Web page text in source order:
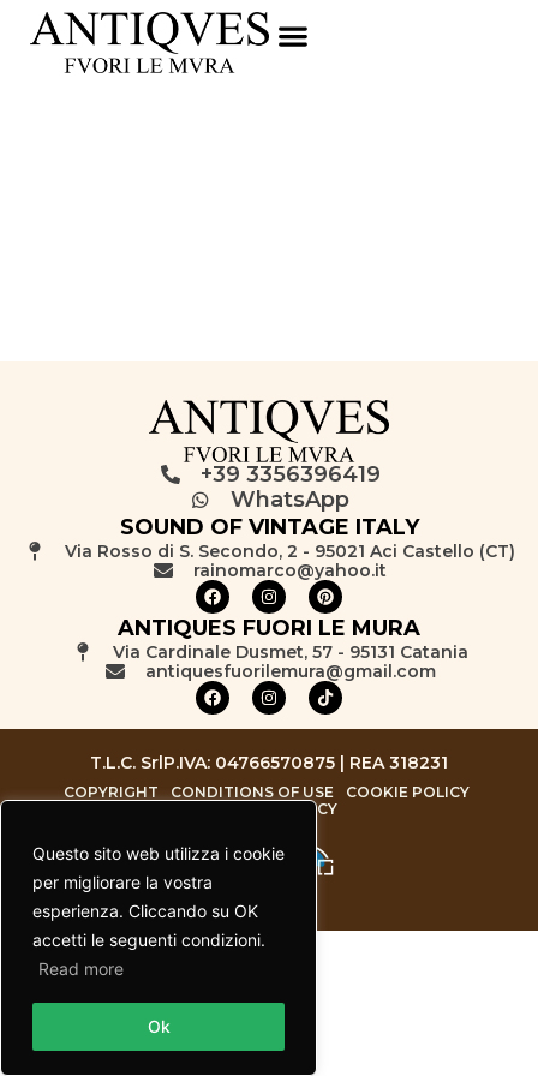
Questo sito web utilizza i cookie
per migliorare la vostra
esperienza. Cliccando su OK
accetti le seguenti condizioni.
Read more
Ok
+39 3356396419
WhatsApp
SOUND OF VINTAGE ITALY
Via Rosso di S. Secondo, 2 - 95021 Aci Castello (CT)
rainomarco@yahoo.it
ANTIQUES FUORI LE MURA
Via Cardinale Dusmet, 57 - 95131 Catania
antiquesfuorilemura@gmail.com
T.L.C. SrlP.IVA: 04766570875 | REA 318231
COPYRIGHT CONDITIONS OF USE
COOKIE POLICY
PRIVACY POLICY